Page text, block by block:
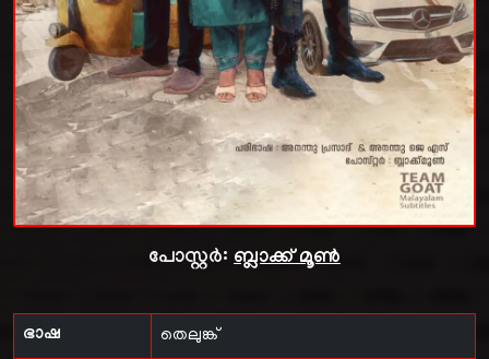
പോസ്റ്റർ: ബ്ലാക്ക് മൂൺ
ഭാഷ തെലുങ്ക്